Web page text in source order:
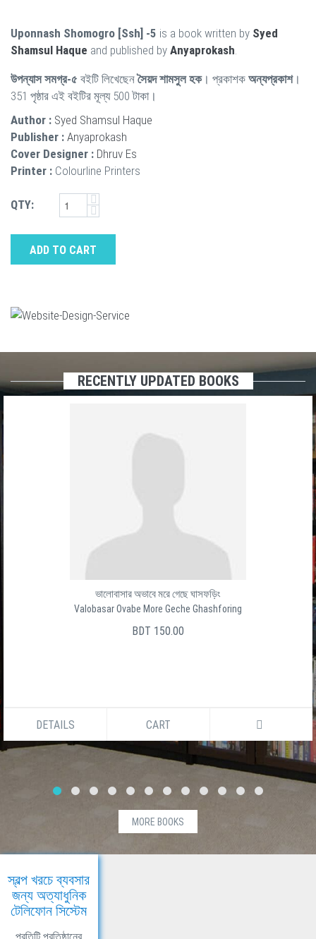
Uponnash Shomogro [Ssh] -5 is a book written by Syed
Shamsul Haque and published by Anyaprokash
উপন্যাস সমগ্র-৫ বইটি লিখেছেনসৈয়দ শামসুল হক। প্রকাশক অন্যপ্রকাশ।
351 পৃষ্ঠার এই বইটির মূল্য 500 টাকা।
Author : Syed Shamsul Haque
Publisher : Anyaprokash
Cover Designer : Dhruv Es
Printer : Colourline Printers
QTY:
ADD TO CART
RECENTLY UPDATED BOOKS
ভালোবাসার অভাবে মরে গেছে ঘাসফড়িং
Valobasar Ovabe More Geche Ghashforing
BDT 150.00
DETAILS CART
MORE BOOKS
স্বল্প খরচে ব্যবসার
জন্য অত্যাধুনিক
টেলিফোন সিস্টেম